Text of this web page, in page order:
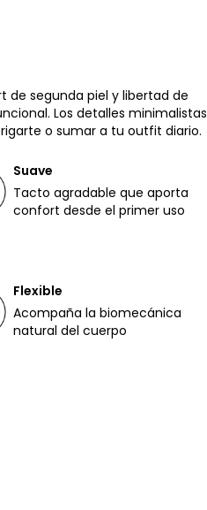
de segunda piel y libertad de
Los detalles minimalistas
o sumar a tu outfit diario.
Suave
Tacto agradable que aporta
confort desde el primer uso
Flexible
Acompaña la biomecánica
natural del cuerpo